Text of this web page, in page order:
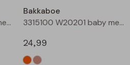
3315100 W20201 baby meisjes buiten jack Perzik
Bakkaboe
3315100 W20201 baby meisjes buiten jack Zand
24,99